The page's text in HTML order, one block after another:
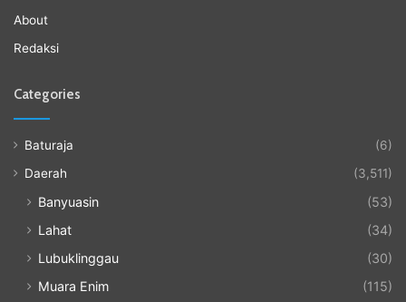
About
Redaksi
Categories
Baturaja
(6)
Daerah
(3,511)
Banyuasin
(53)
Lahat
(34)
Lubuklinggau
(30)
Muara Enim
(115)